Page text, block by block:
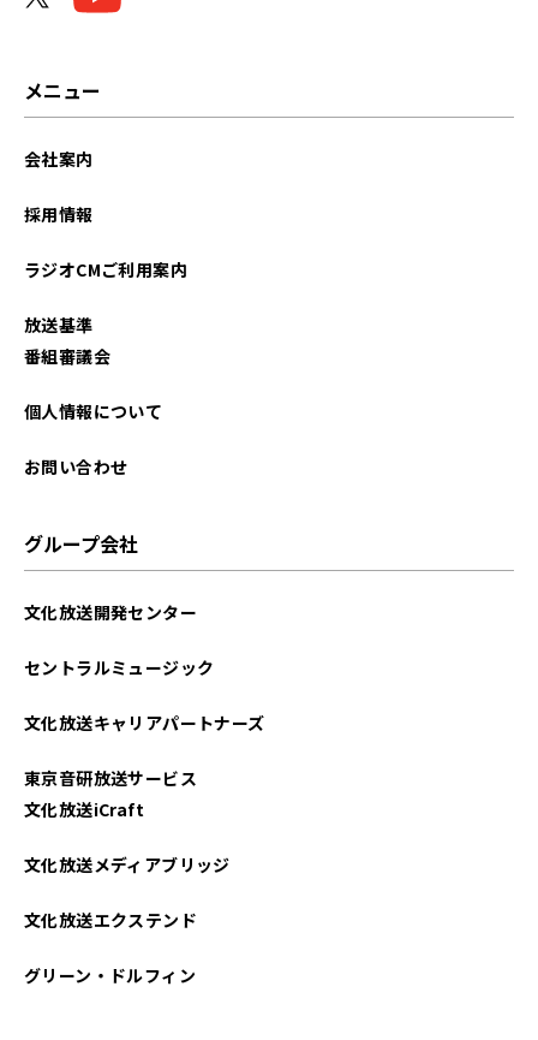
2024年07月
2024年03月
2021年09月
2021年06月
2021年04月
メニュー
会社案内
採用情報
ラジオCMご利用案内
放送基準
番組審議会
個人情報について
お問い合わせ
グループ会社
文化放送開発センター
セントラルミュージック
文化放送キャリアパートナーズ
東京音研放送サービス
文化放送iCraft
文化放送メディアブリッジ
文化放送エクステンド
グリーン・ドルフィン